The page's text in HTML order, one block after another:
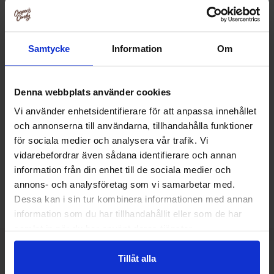
Samtycke Information Om
Denna webbplats använder cookies
Vi använder enhetsidentifierare för att anpassa innehållet
och annonserna till användarna, tillhandahålla funktioner
för sociala medier och analysera vår trafik. Vi
vidarebefordrar även sådana identifierare och annan
information från din enhet till de sociala medier och
annons- och analysföretag som vi samarbetar med.
Dessa kan i sin tur kombinera informationen med annan
information som du har tillhandahållit eller som de har
Tillåt alla
Mat /Frokost
Peanøttsmør - Smørbart
Omtaler
Dette produktet har ingen anmeldelser
Prishistorikk
Laveste pris de siste 30 dagene er 59.90 kr (2026-08-09)
Relaterte produkter